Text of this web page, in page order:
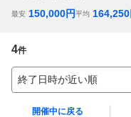
最安 150,000円平均 164,250
4件
終了日時が近い順
開催中に戻る